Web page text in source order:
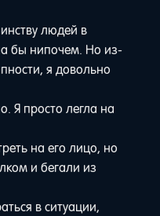
людей в
бы нипочем. Но из-
я довольно
Я просто легла на
на его лицо, но
и бегали из
в ситуации,